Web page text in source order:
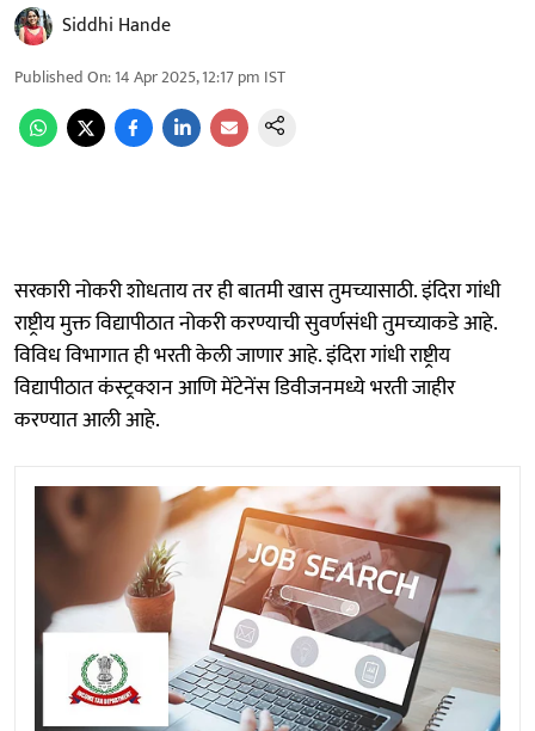
Siddhi Hande
Published On:14 Apr 2025, 12:17 pm IST
सरकारी नोकरी शोधताय तर ही बातमी खास तुमच्यासाठी. इंदिरा गांधी
राष्ट्रीय मुक्त विद्यापीठात नोकरी करण्याची सुवर्णसंधी तुमच्याकडे आहे.
विविध विभागात ही भरती केली जाणार आहे. इंदिरा गांधी राष्ट्रीय
विद्यापीठात कंस्ट्रक्शन आणि मेंटेनेंस डिवीजनमध्ये भरती जाहीर
करण्यात आली आहे.